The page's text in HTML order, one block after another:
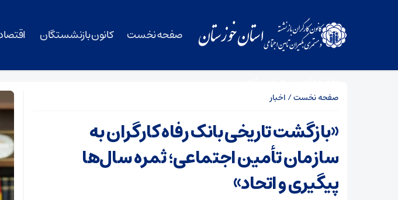
صفحه نخست کانون بازنشستگان
صفحه نخست/ اخبار
«بازگشت تاریخی بانک رفاه کارگران به
سازمان تأمین اجتماعی؛ ثمره سال‌ها
پیگیری و اتحاد»